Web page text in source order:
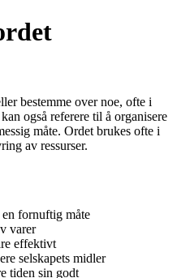
bestemme over noe, ofte i
også referere til å organisere
måte. Ordet brukes ofte i
av ressurser.
en fornuftig måte
varer
effektivt
selskapets midler
tiden sin godt